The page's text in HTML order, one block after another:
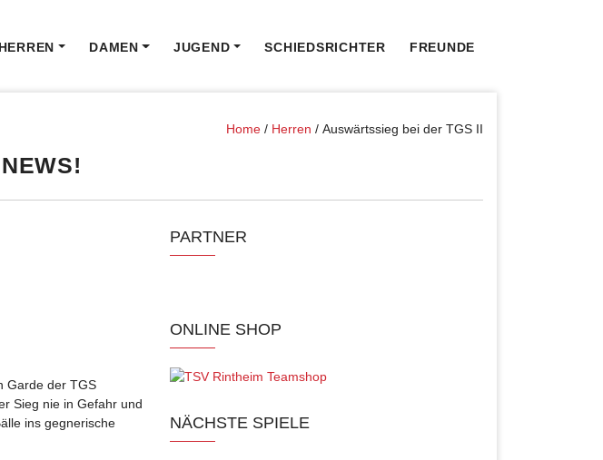
HERREN DAMEN JUGEND SCHIEDSRICHTER FREUNDE
Home / Herren / Auswärtssieg bei der TGS II
Garde der TGS
Sieg nie in Gefahr und
ins gegnerische
PARTNER
ONLINE SHOP
NÄCHSTE SPIELE